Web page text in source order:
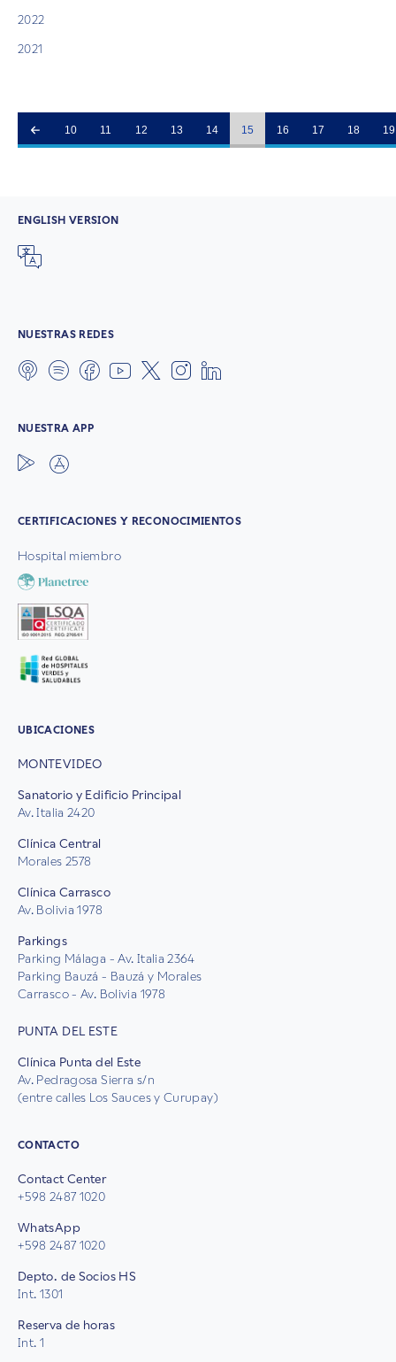
2022
2021
10 11 12 13 14 15 16 17 18 19
ENGLISH VERSION
NUESTRAS REDES
NUESTRA APP
CERTIFICACIONES Y RECONOCIMIENTOS
Hospital miembro
UBICACIONES
MONTEVIDEO
Sanatorio y Edificio Principal
Av. Italia 2420
Clínica Central
Morales 2578
Clínica Carrasco
Av. Bolivia 1978
Parkings
Parking Málaga - Av. Italia 2364
Parking Bauzá - Bauzá y Morales
Carrasco - Av. Bolivia 1978
PUNTA DEL ESTE
Clínica Punta del Este
Av. Pedragosa Sierra s/n
(entre calles Los Sauces y Curupay)
CONTACTO
Contact Center
+598 2487 1020
WhatsApp
+598 2487 1020
Depto. de Socios HS
Int. 1301
Reserva de horas
Int. 1